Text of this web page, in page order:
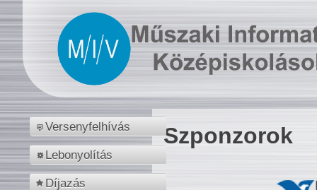
Versenyfelhívás
Lebonyolítás
Díjazás
Szponzorok